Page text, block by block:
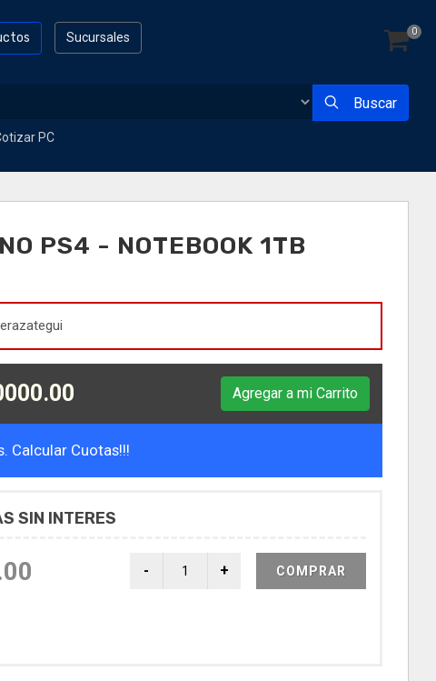
Sucursales 0
Buscar
PC
PS4 - NOTEBOOK 1TB
Agregar a mi Carrito
Calcular Cuotas!!!
SIN INTERES
COMPRAR